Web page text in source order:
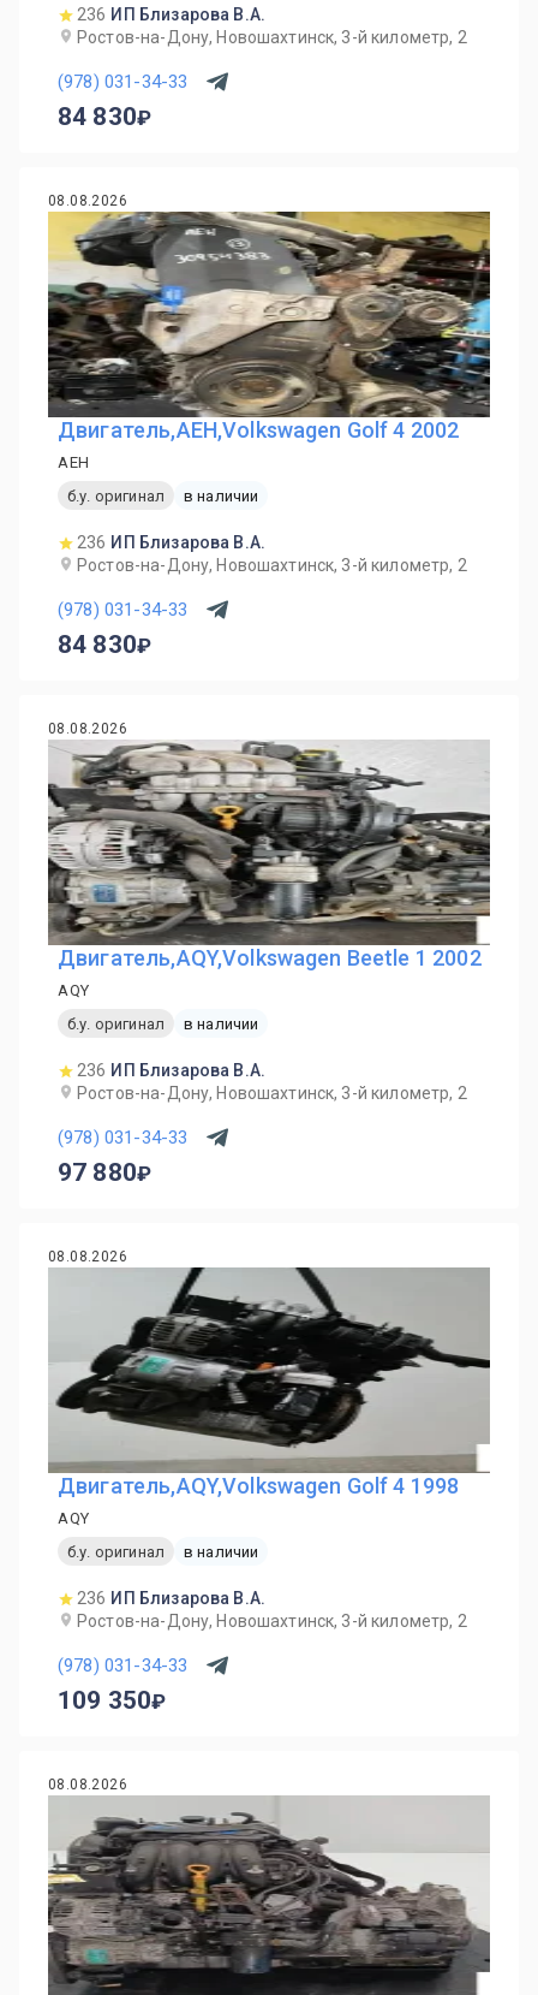
236 ИП Близарова В.А.
Ростов-на-Дону, Новошахтинск, 3-й километр, 2
(978) 031-34-33
84 830
08.08.2026
Двигатель,AEH,Volkswagen Golf 4 2002
AEH
б.у. оригинал
в наличии
236 ИП Близарова В.А.
Ростов-на-Дону, Новошахтинск, 3-й километр, 2
(978) 031-34-33
84 830
08.08.2026
Двигатель,AQY,Volkswagen Beetle 1 2002
AQY
б.у. оригинал
в наличии
236 ИП Близарова В.А.
Ростов-на-Дону, Новошахтинск, 3-й километр, 2
(978) 031-34-33
97 880
08.08.2026
Двигатель,AQY,Volkswagen Golf 4 1998
AQY
б.у. оригинал
в наличии
236 ИП Близарова В.А.
Ростов-на-Дону, Новошахтинск, 3-й километр, 2
(978) 031-34-33
109 350
08.08.2026